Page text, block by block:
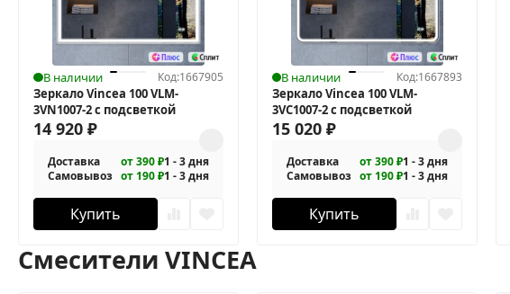
В наличии Код:1667905
Зеркало Vincea 100 VLM-
3VN1007-2 с подсветкой
14 920 ₽
Доставка от 390 ₽1 - 3 дня
Самовывоз от 190 ₽1 - 3 дня
Купить
В наличии Код:1667893
Зеркало Vincea 100 VLM-
3VC1007-2 с подсветкой
15 020 ₽
Доставка от 390 ₽1 - 3 дня
Самовывоз от 190 ₽1 - 3 дня
Купить
Смесители VINCEA